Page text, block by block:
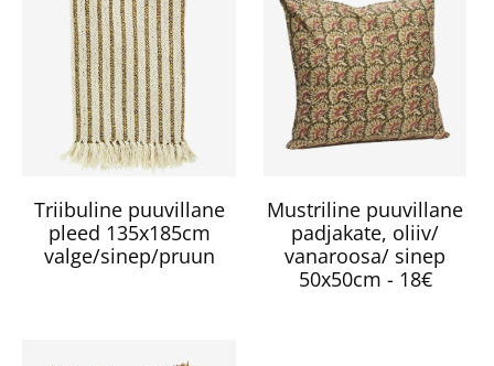
Triibuline puuvillane
pleed 135x185cm
valge/sinep/pruun
Mustriline puuvillane
padjakate, oliiv/
vanaroosa/ sinep
50x50cm - 18€